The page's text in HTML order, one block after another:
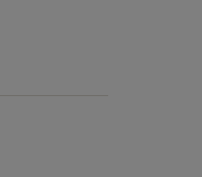
v nové záložce